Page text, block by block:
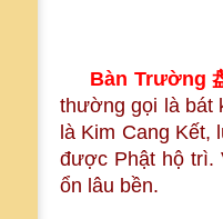
Bàn Trường
thường gọi là bát
là Kim Cang
được Phật hộ trì.
ổn lâu bền.